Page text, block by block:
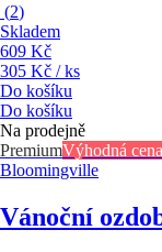
(2)
Skladem
609 Kč
305 Kč / ks
Do košíku
Do košíku
Na prodejně
PremiumVýhodná cena
Bloomingville
Vánoční